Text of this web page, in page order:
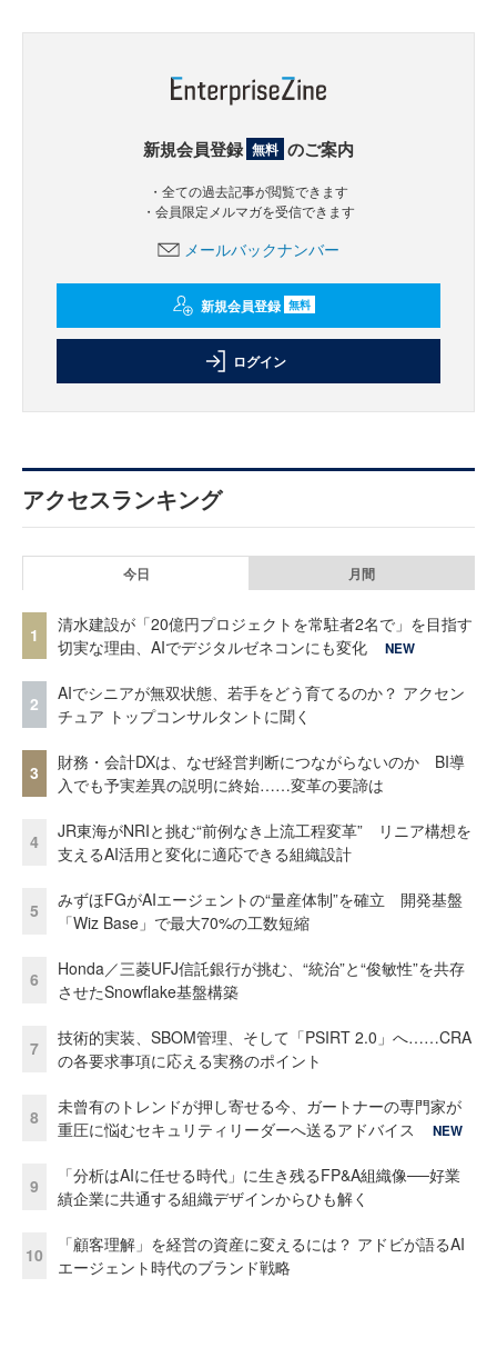
新規会員登録 無料 のご案内
・全ての過去記事が閲覧できます
・会員限定メルマガを受信できます
メールバックナンバー
新規会員登録 無料
ログイン
アクセスランキング
今日 月間
1
清水建設が「20億円プロジェクトを常駐者2名で」を目指す
切実な理由、AIでデジタルゼネコンにも変化
NEW
2
AIでシニアが無双状態、若手をどう育てるのか？ アクセン
チュア トップコンサルタントに聞く
3
財務・会計DXは、なぜ経営判断につながらないのか BI導
入でも予実差異の説明に終始……変革の要諦は
4
JR東海がNRIと挑む“前例なき上流工程変革” リニア構想を
支えるAI活用と変化に適応できる組織設計
5
みずほFGがAIエージェントの“量産体制”を確立 開発基盤
「Wiz Base」で最大70%の工数短縮
6
Honda／三菱UFJ信託銀行が挑む、“統治”と“俊敏性”を共存
させたSnowflake基盤構築
7
技術的実装、SBOM管理、そして「PSIRT 2.0」へ……CRA
の各要求事項に応える実務のポイント
8
未曾有のトレンドが押し寄せる今、ガートナーの専門家が
重圧に悩むセキュリティリーダーへ送るアドバイス
NEW
9
「分析はAIに任せる時代」に生き残るFP&A組織像──好業
績企業に共通する組織デザインからひも解く
10
「顧客理解」を経営の資産に変えるには？ アドビが語るAI
エージェント時代のブランド戦略